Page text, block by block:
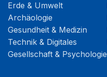
Erde & Umwelt
Archäologie
Gesundheit & Medizin
Technik & Digitales
Gesellschaft & Psychologie